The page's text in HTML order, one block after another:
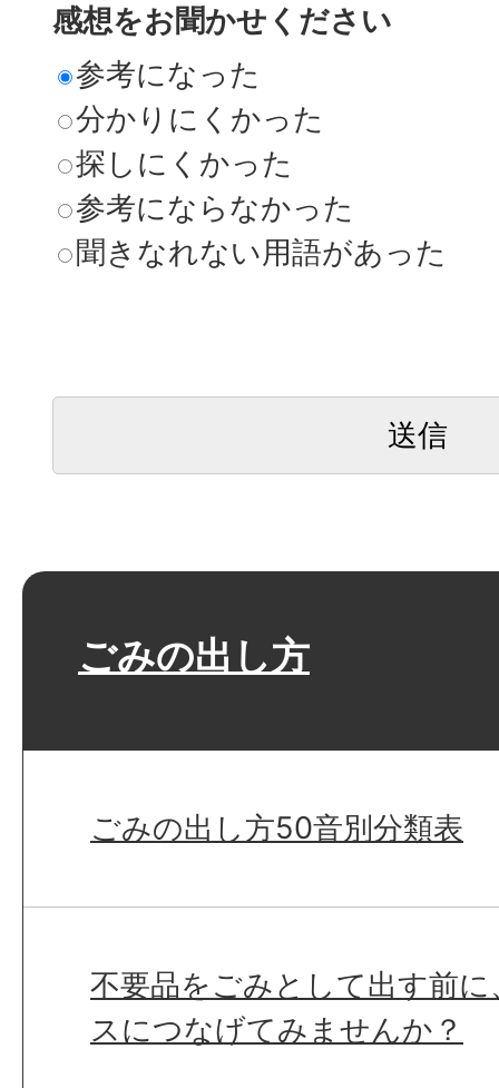
感想をお聞かせください
参考になった
分かりにくかった
探しにくかった
参考にならなかった
聞きなれない用語があった
ごみの出し方
ごみの出し方50音別分類表
不要品をごみとして出す前
スにつなげてみませんか？